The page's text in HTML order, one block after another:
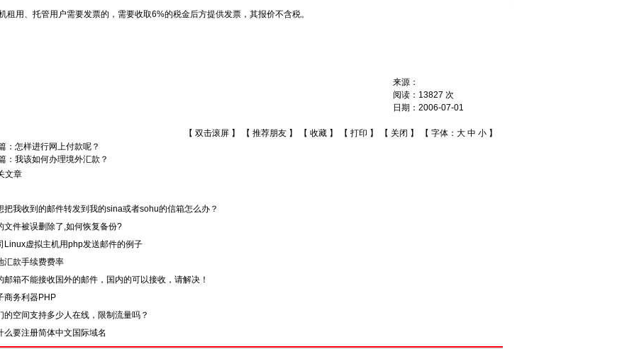
租用、托管用户需要发票的，需要收取6%的税金后方提供发票，其报价不含税。
来源：
阅读： 13827 次
日期： 2006-07-01
【 双击滚屏 】 【 推荐朋友 】 【 收藏 】 【 打印 】 【 关闭 】 【 字体： 大 中 小 】
： 怎样进行网上付款呢？
： 我该如何办理境外汇款？
文章
把我收到的邮件转发到我的sina或者sohu的信箱怎么办？
文件被误删除了,如何恢复备份?
Linux虚拟主机用php发送邮件的例子
汇款手续费费率
邮箱不能接收国外的邮件，国内的可以接收，请解决！
商务利器PHP
的空间支持多少人在线，限制流量吗？
么要注册简体中文国际域名